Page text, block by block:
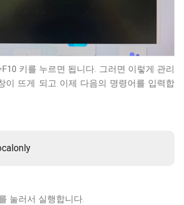
키를 누르면 됩니다. 그러면 이렇게 관리
이 뜨게 되고 이제 다음의 명령어를 입력합
눌러서 실행합니다.